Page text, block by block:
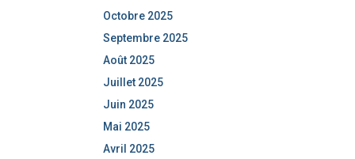
Octobre 2025
Septembre 2025
Août 2025
Juillet 2025
Juin 2025
Mai 2025
Avril 2025